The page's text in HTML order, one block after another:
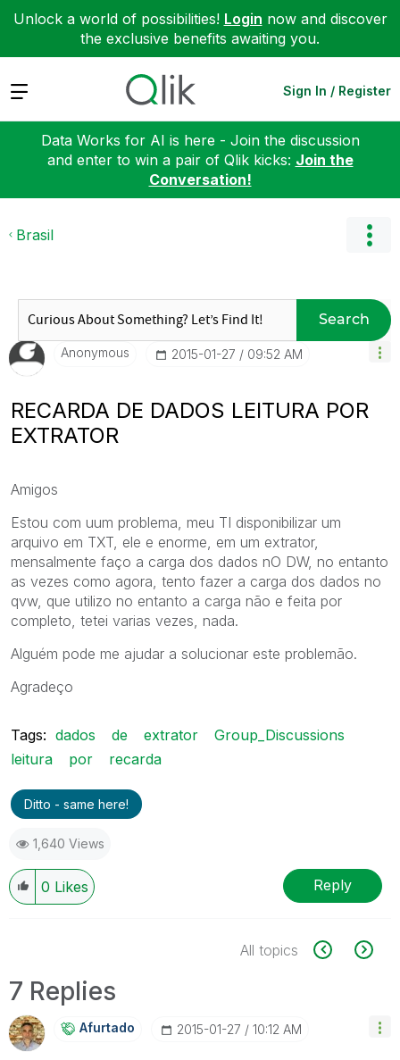
Unlock a world of possibilities! Login now and discover
the exclusive benefits awaiting you.
Expand Sign In / Register
Data Works for AI is here - Join the discussion
and enter to win a pair of Qlik kicks: Join the
Conversation!
Brasil
Search
Anonymous ‎2015-01-27 09:52 AM
RECARDA DE DADOS LEITURA POR
EXTRATOR
Amigos
Estou com uum problema, meu TI disponibilizar um
arquivo em TXT, ele e enorme, em um extrator,
mensalmente faço a carga dos dados nO DW, no entanto
as vezes como agora, tento fazer a carga dos dados no
qvw, que utilizo no entanto a carga não e feita por
completo, tetei varias vezes, nada.
Alguém pode me ajudar a solucionar este problemão.
Agradeço
Tags: dados de extrator
Group_Discussions
leitura
por recarda
Ditto - same here!
1,640 Views
0 Likes Reply
All topics
7 Replies
Afurtado ‎2015-01-27 10:12 AM